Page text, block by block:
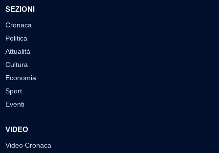
SEZIONI
Cronaca
Politica
Attualità
Cultura
Economia
Sport
Eventi
VIDEO
Video Cronaca